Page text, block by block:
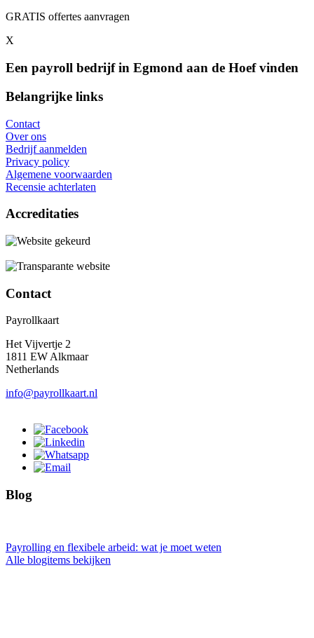
GRATIS offertes aanvragen
X
Een payroll bedrijf in Egmond aan de Hoef vinden
Belangrijke links
Contact
Over ons
Bedrijf aanmelden
Privacy policy
Algemene voorwaarden
Recensie achterlaten
Accreditaties
Contact
Payrollkaart
Het Vijvertje 2
1811 EW Alkmaar
Netherlands
info@payrollkaart.nl
Blog
Payrolling en flexibele arbeid: wat je moet weten
Alle blogitems bekijken